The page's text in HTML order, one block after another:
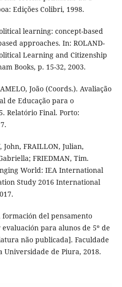
Edições Colibri, 1998.
learning: concept-based
approaches. In: ROLAND-
Learning and Citizenship
Books, p. 15-32, 2003.
João (Coords.). Avaliação
de Educação para o
Relatório Final. Porto:
FRAILLON, Julian,
FRIEDMAN, Tim.
World: IEA International
Study 2016 International
formación del pensamento
para alunos de 5º de
não publicada]. Faculdade
Universidade de Piura, 2018.